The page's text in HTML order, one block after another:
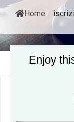
Home /
Enjoy